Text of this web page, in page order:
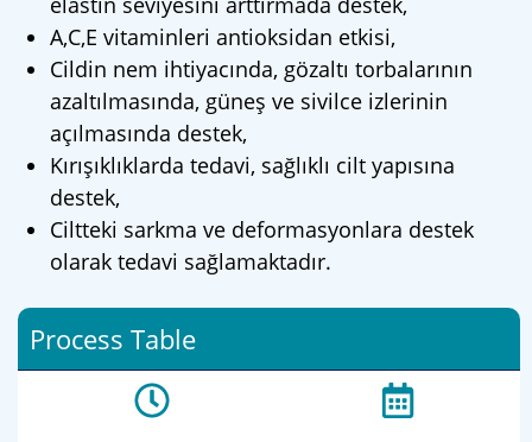
A,C,E vitaminleri antioksidan etkisi,
Cildin nem ihtiyacında, gözaltı torbalarının
azaltılmasında, güneş ve sivilce izlerinin
açılmasında destek,
Kırışıklıklarda tedavi, sağlıklı cilt yapısına
destek,
Ciltteki sarkma ve deformasyonlara destek
olarak tedavi sağlamaktadır.
Process Table